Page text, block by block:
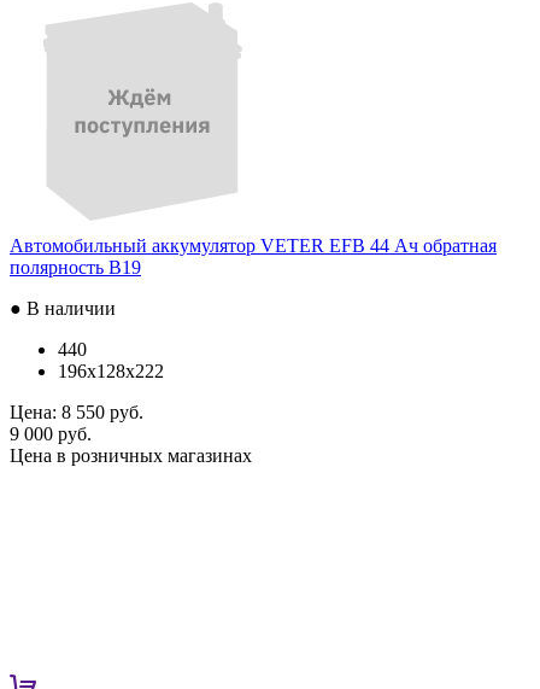
Автомобильный аккумулятор VETER EFB 44 Ач обратная
полярность B19
● В наличии
440
196x128x222
Цена: 8 550 руб.
9 000 руб.
Цена в розничных магазинах